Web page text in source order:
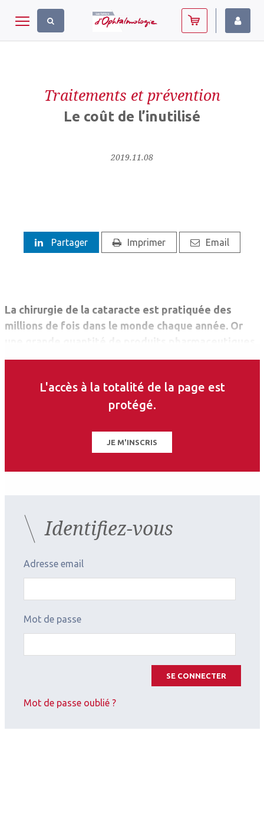
Toggle navigation
Traitements et prévention
Le coût de l’inutilisé
2019.11.08
Partager Imprimer Email
La chirurgie de la cataracte est pratiquée des
millions de fois dans le monde chaque année. Or
prévus pour chaque opération (en particulier des
L'accès à la totalité de la page est
protégé.
JE M'INSCRIS
Identifiez-vous
Adresse email
Mot de passe
SE CONNECTER
Mot de passe oublié ?
Panneau de gestion des cookies